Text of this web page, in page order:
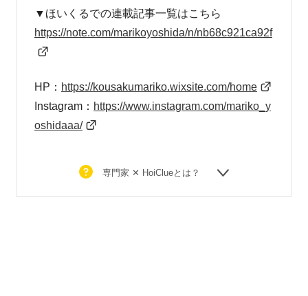
▼ほいくるでの連載記事一覧はこちら
https://note.com/marikoyoshida/n/nb68c921ca92f
HP： https://kousakumariko.wixsite.com/home
Instagram： https://www.instagram.com/mariko_y
oshidaaa/
専門家 ✕ HoiClueとは？